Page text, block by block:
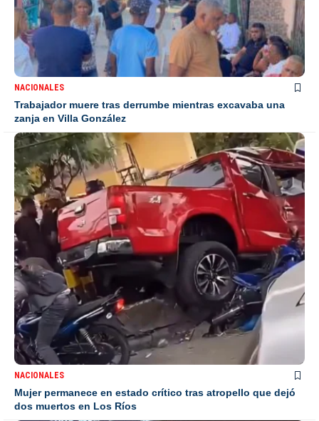
NACIONALES
Trabajador muere tras derrumbe mientras excavaba una
zanja en Villa González
NACIONALES
Mujer permanece en estado crítico tras atropello que dejó
dos muertos en Los Ríos